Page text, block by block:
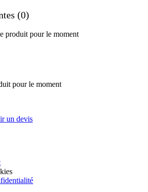
(0)
produit pour le moment
pour le moment
un devis